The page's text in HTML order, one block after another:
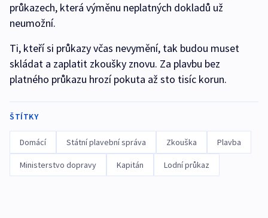
průkazech, která výměnu neplatných dokladů už
neumožní.
Ti, kteří si průkazy včas nevymění, tak budou muset
skládat a zaplatit zkoušky znovu. Za plavbu bez
platného průkazu hrozí pokuta až sto tisíc korun.
ŠTÍTKY
Domácí Státní plavební správa Zkouška Plavba
Ministerstvo dopravy Kapitán Lodní průkaz